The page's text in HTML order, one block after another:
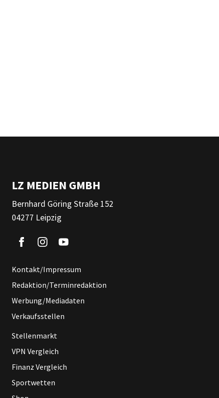
LZ MEDIEN GMBH
Bernhard Göring Straße 152
04277 Leipzig
Kontakt/Impressum
Redaktion/Terminredaktion
Werbung/Mediadaten
Verkaufsstellen
Stellenmarkt
VPN Vergleich
Finanz Vergleich
Sportwetten